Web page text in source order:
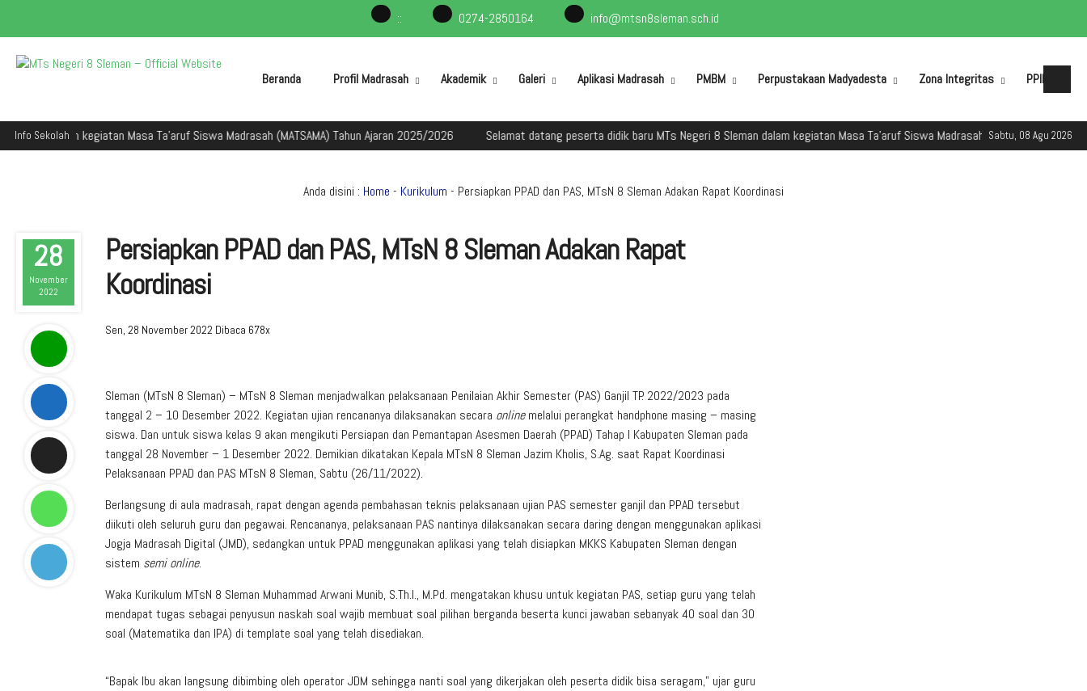
:: 0274-2850164 info@mtsn8sleman.sch.id
Beranda Profil Madrasah Akademik Galeri Aplikasi Madrasah PMBM Perpustakaan Madyadesta Zona Integritas PPID
Info Sekolah Sabtu, 08 Agu 2026
kegiatan Masa Ta'aruf Siswa Madrasah (MATSAMA) Tahun Ajaran 2025/2026 Selamat datang peserta didik baru MTs Negeri 8 Sleman dalam kegiatan Masa Ta'aruf Siswa Madrasah (MATSAMA) Tahun Ajaran 2025/
Anda disini : Home - Kurikulum - Persiapkan PPAD dan PAS, MTsN 8 Sleman Adakan Rapat Koordinasi
28
November
2022
Persiapkan PPAD dan PAS, MTsN 8 Sleman Adakan Rapat
Koordinasi
Sen, 28 November 2022 Dibaca 678x
Sleman (MTsN 8 Sleman) – MTsN 8 Sleman menjadwalkan pelaksanaan Penilaian Akhir Semester (PAS) Ganjil TP. 2022/2023 pada
tanggal 2 – 10 Desember 2022. Kegiatan ujian rencananya dilaksanakan secara onlinemelalui perangkat handphone masing – masing
siswa. Dan untuk siswa kelas 9 akan mengikuti Persiapan dan Pemantapan Asesmen Daerah (PPAD) Tahap I Kabupaten Sleman pada
tanggal 28 November – 1 Desember 2022. Demikian dikatakan Kepala MTsN 8 Sleman Jazim Kholis, S.Ag. saat Rapat Koordinasi
Pelaksanaan PPAD dan PAS MTsN 8 Sleman, Sabtu (26/11/2022).
Berlangsung di aula madrasah, rapat dengan agenda pembahasan teknis pelaksanaan ujian PAS semester ganjil dan PPAD tersebut
diikuti oleh seluruh guru dan pegawai. Rencananya, pelaksanaan PAS nantinya dilaksanakan secara daring dengan menggunakan aplikasi
Jogja Madrasah Digital (JMD), sedangkan untuk PPAD menggunakan aplikasi yang telah disiapkan MKKS Kabupaten Sleman dengan
sistem semi online.
Waka Kurikulum MTsN 8 Sleman Muhammad Arwani Munib, S.Th.I., M.Pd. mengatakan khusu untuk kegiatan PAS, setiap guru yang telah
mendapat tugas sebagai penyusun naskah soal wajib membuat soal pilihan berganda beserta kunci jawaban sebanyak 40 soal dan 30
soal (Matematika dan IPA) di template soal yang telah disediakan.
“Bapak Ibu akan langsung dibimbing oleh operator JDM sehingga nanti soal yang dikerjakan oleh peserta didik bisa seragam,” ujar guru